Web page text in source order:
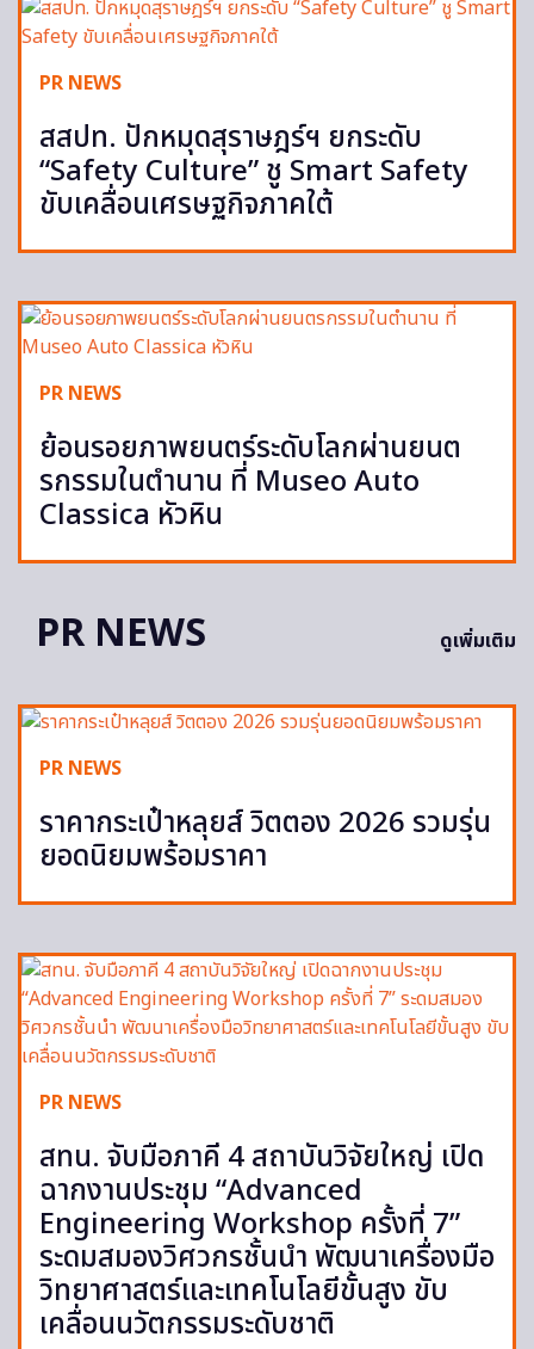
PR NEWS
สสปท. ปักหมุดสุราษฎร์ฯ ยกระดับ
“Safety Culture” ชู Smart Safety
ขับเคลื่อนเศรษฐกิจภาคใต้
PR NEWS
ย้อนรอยภาพยนตร์ระดับโลกผ่านยนต
รกรรมในตำนาน ที่ Museo Auto
Classica หัวหิน
PR NEWS ดูเพิ่มเติม
PR NEWS
ราคากระเป๋าหลุยส์ วิตตอง 2026 รวมรุ่น
ยอดนิยมพร้อมราคา
PR NEWS
สทน. จับมือภาคี 4 สถาบันวิจัยใหญ่ เปิด
ฉากงานประชุม “Advanced
Engineering Workshop ครั้งที่ 7”
ระดมสมองวิศวกรชั้นนำ พัฒนาเครื่องมือ
วิทยาศาสตร์และเทคโนโลยีขั้นสูง ขับ
เคลื่อนนวัตกรรมระดับชาติ